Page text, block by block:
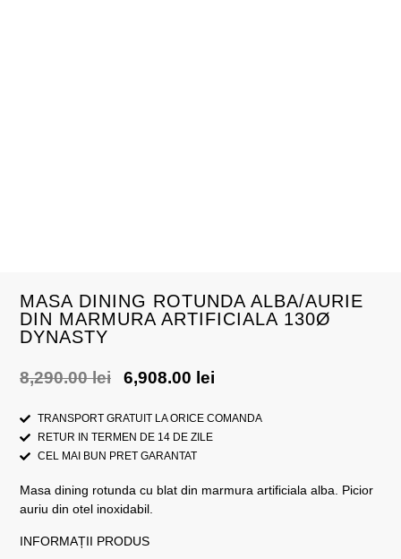
MASA DINING ROTUNDA ALBA/AURIE
DIN MARMURA ARTIFICIALA 130Ø
DYNASTY
8,290.00lei 6,908.00 lei
TRANSPORT GRATUIT LA ORICE COMANDA
RETUR IN TERMEN DE 14 DE ZILE
CEL MAI BUN PRET GARANTAT
Masa dining rotunda cu blat din marmura artificiala alba. Picior
auriu din otel inoxidabil.
INFORMAȚII PRODUS